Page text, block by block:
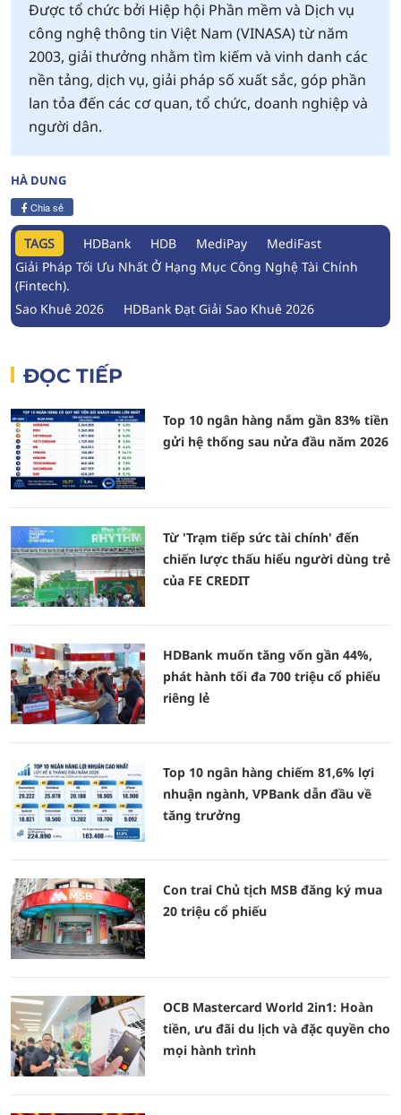
Được tổ chức bởi Hiệp hội Phần mềm và Dịch vụ
công nghệ thông tin Việt Nam (VINASA) từ năm
2003, giải thưởng nhằm tìm kiếm và vinh danh các
nền tảng, dịch vụ, giải pháp số xuất sắc, góp phần
lan tỏa đến các cơ quan, tổ chức, doanh nghiệp và
người dân.
HÀ DUNG
Chia sẻ
TAGS HDBank HDB MediPay
MediFast
Giải Pháp Tối Ưu Nhất Ở Hạng Mục Công Nghệ Tài Chính
(Fintech).
Sao Khuê 2026
HDBank Đạt Giải Sao Khuê 2026
ĐỌC TIẾP
Top 10 ngân hàng nắm gần 83% tiền
gửi hệ thống sau nửa đầu năm 2026
Từ 'Trạm tiếp sức tài chính' đến
chiến lược thấu hiểu người dùng trẻ
của FE CREDIT
HDBank muốn tăng vốn gần 44%,
phát hành tối đa 700 triệu cổ phiếu
riêng lẻ
Top 10 ngân hàng chiếm 81,6% lợi
nhuận ngành, VPBank dẫn đầu về
tăng trưởng
Con trai Chủ tịch MSB đăng ký mua
20 triệu cổ phiếu
OCB Mastercard World 2in1: Hoàn
tiền, ưu đãi du lịch và đặc quyền cho
mọi hành trình